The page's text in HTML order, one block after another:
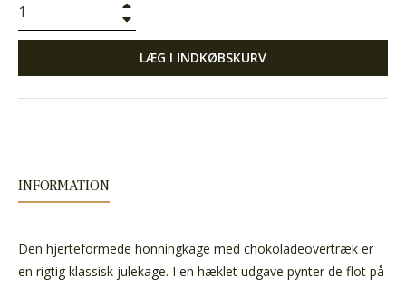
LÆG I INDKØBSKURV
INFORMATION
Den hjerteformede honningkage med chokoladeovertræk er
en rigtig klassisk julekage. I en hæklet udgave pynter de flot på